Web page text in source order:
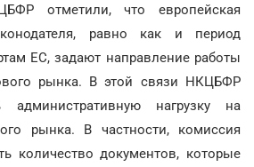
отметили, что европейская
равно как и период
ЕС, задают направление работы
рынка. В этой связи НКЦБФР
административную нагрузку на
рынка. В частности, комиссия
количество документов, которые